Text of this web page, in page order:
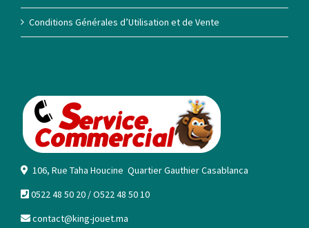
Conditions Générales d’Utilisation et de Vente
106, Rue Taha Houcine Quartier Gauthier Casablanca
0522 48 50 20 / O522 48 50 10
contact@king-jouet.ma